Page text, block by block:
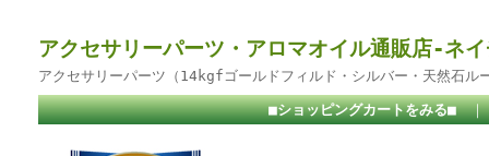
アクセサリーパーツ・アロマオイル通販店-ネ
アクセサリーパーツ（14kgfゴールドフィルド・シルバー・天然石ル
■ショッピングカートをみる■